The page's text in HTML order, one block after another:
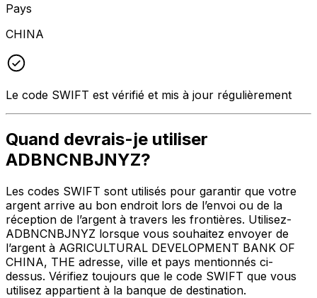
Pays
CHINA
Le code SWIFT est vérifié et mis à jour régulièrement
Quand devrais-je utiliser
ADBNCNBJNYZ?
Les codes SWIFT sont utilisés pour garantir que votre
argent arrive au bon endroit lors de l’envoi ou de la
réception de l’argent à travers les frontières. Utilisez-
ADBNCNBJNYZ lorsque vous souhaitez envoyer de
l’argent à AGRICULTURAL DEVELOPMENT BANK OF
CHINA, THE adresse, ville et pays mentionnés ci-
dessus. Vérifiez toujours que le code SWIFT que vous
utilisez appartient à la banque de destination.